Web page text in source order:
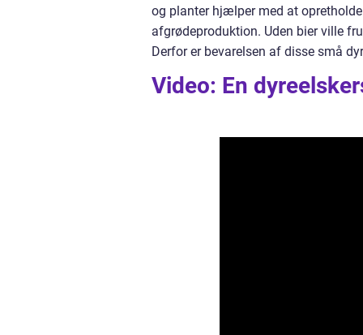
og planter hjælper med at
afgrødeproduktion. Uden bier ville
Derfor er bevarelsen af disse små
Video: En